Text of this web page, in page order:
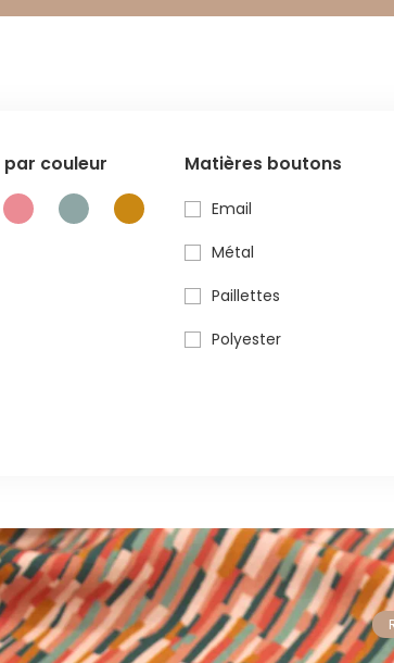
par couleur Matières boutons
Email
Métal
Paillettes
Polyester